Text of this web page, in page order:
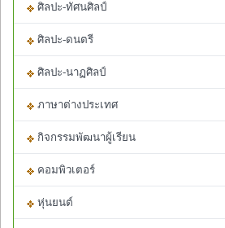
ศิลปะ-ทัศนศิลป์
ศิลปะ-ดนตรี
ศิลปะ-นาฏศิลป์
ภาษาต่างประเทศ
กิจกรรมพัฒนาผู้เรียน
คอมพิวเตอร์
หุ่นยนต์